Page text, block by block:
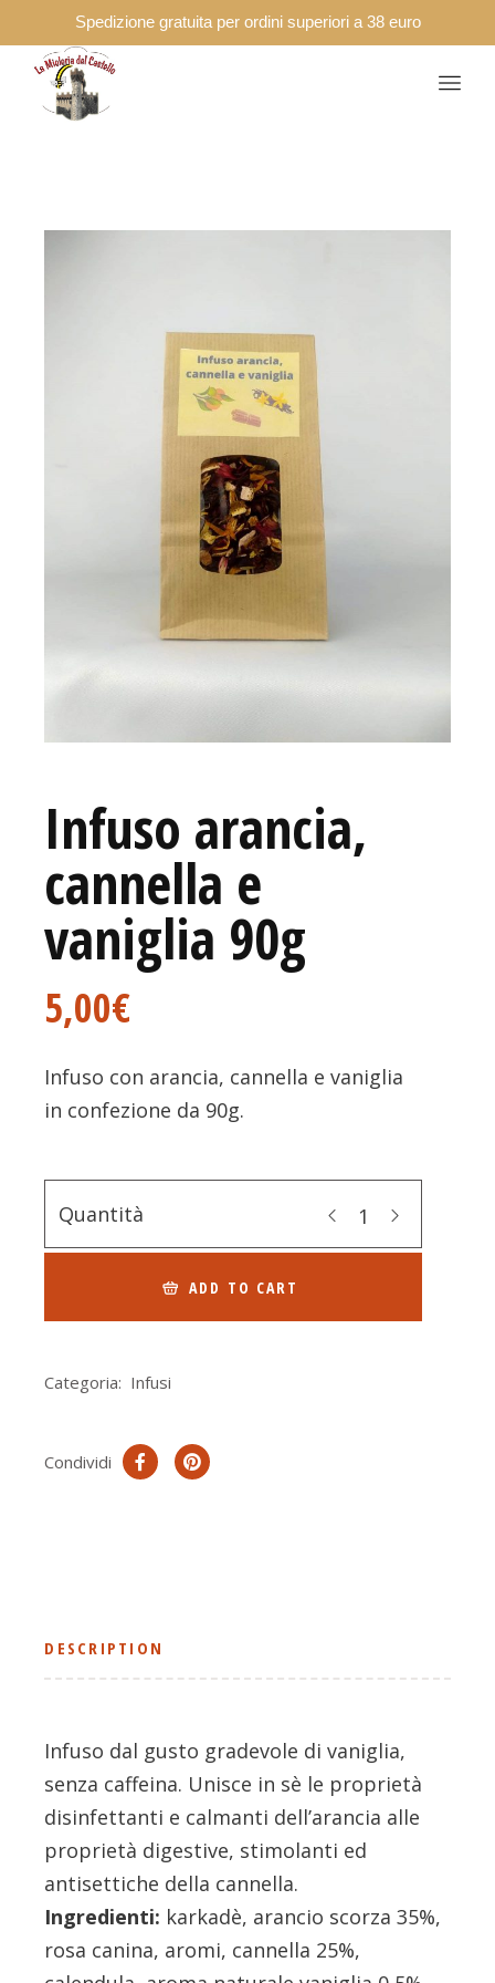
Spedizione gratuita per ordini superiori a 38 euro
Infuso arancia,
cannella e
vaniglia 90g
5,00€
Infuso con arancia, cannella e vaniglia
in confezione da 90g.
Quantità
ADD TO CART
Categoria: Infusi
Condividi
DESCRIPTION
Infuso dal gusto gradevole di vaniglia,
senza caffeina. Unisce in sè le proprietà
disinfettanti e calmanti dell’arancia alle
proprietà digestive, stimolanti ed
antisettiche della cannella.
Ingredienti: karkadè, arancio scorza 35%,
rosa canina, aromi, cannella 25%,